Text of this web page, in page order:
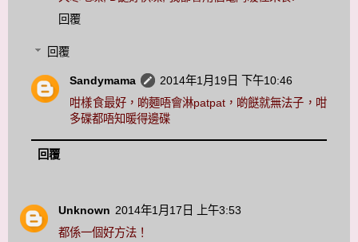
回覆
回覆
Sandymama
2014年1月19日 下午10:46
咁樣食最好，啲麵唔會淋patpat，啲餸就無法子，咁
多碟都唔知暖得邊碟
回覆
Unknown 2014年1月17日 上午3:53
都係一個好方法！